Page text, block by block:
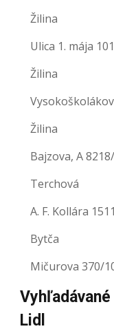
Žilina
Ulica 1. mája
Žilina
Žilina
Bajzova, A
Terchová
A. F. Kollára 1511
Bytča
Mičurova 370/
Lidl